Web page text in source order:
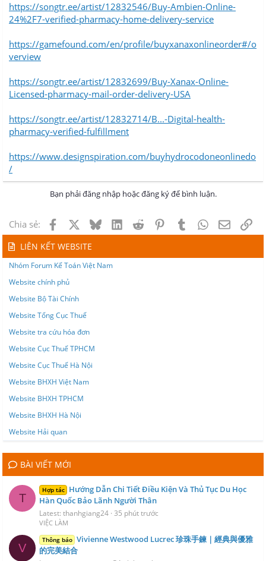
https://songtr.ee/artist/12832546/Buy-Ambien-Online-
24%2F7-verified-pharmacy-home-delivery-service
https://gamefound.com/en/profile/buyxanaxonlineorder#/o
verview
https://songtr.ee/artist/12832699/Buy-Xanax-Online-
Licensed-pharmacy-mail-order-delivery-USA
https://songtr.ee/artist/12832714/B...-Digital-health-
pharmacy-verified-fulfillment
https://www.designspiration.com/buyhydrocodoneonlinedo
/
Bạn phải đăng nhập hoặc đăng ký để bình luận.
Chia sẻ: Facebook BlueskyLinkedInReddit PinterestTumblrWhatsApp
Email
LIÊN KẾT WEBSITE
Nhóm Forum Kế Toán Việt Nam
Website chính phủ
Website Bộ Tài Chính
Website Tổng Cục Thuế
Website tra cứu hóa đơn
Website Cục Thuế TPHCM
Website Cục Thuế Hà Nội
Website BHXH Việt Nam
Website BHXH TPHCM
Website BHXH Hà Nội
Website Hải quan
BÀI VIẾT MỚI
T
Hợp tác Hướng Dẫn Chi Tiết Điều Kiện Và Thủ Tục Du Học
Hàn Quốc Bảo Lãnh Người Thân
Latest: thanhgiang24 35 phút trước
VIỆC LÀM
V
Thông báo Vivienne Westwood Lucrec 珍珠手鍊｜經典與優雅
的完美結合